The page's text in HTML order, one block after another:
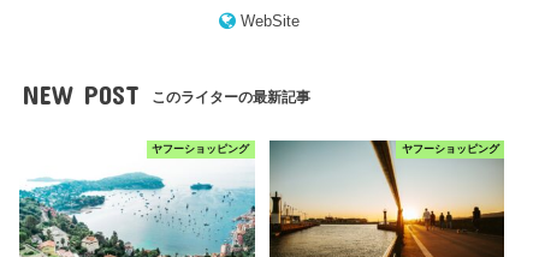
WebSite
NEW POST このライターの最新記事
ヤフーショッピング ヤフーショッピング